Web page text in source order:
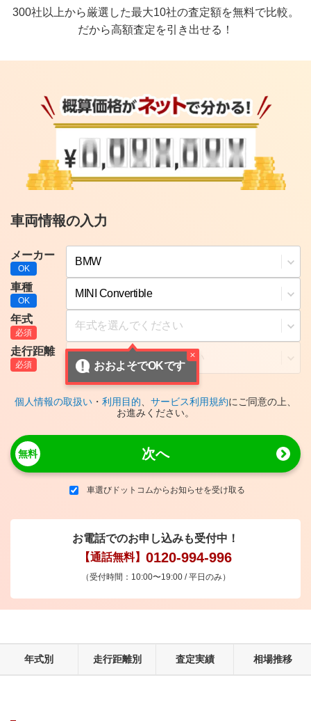
300社以上から厳選した最大10社の査定額を無料で比較。
だから高額査定を引き出せる！
車両情報の入力
メーカー
車種
年式
おおよそでOKです
走行距離
個人情報の取扱い ・ 利用目的 サービス利用規約にご同意の上、
お進みください。
次へ
車選びドットコムからお知らせを受け取る
お電話でのお申し込みも受付中！
【通話無料】 0120-994-996
（受付時間：10:00〜19:00 / 平日のみ）
年式別 走行距離別 査定実績 相場推移